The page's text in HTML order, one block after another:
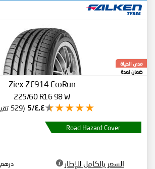
مدى الحياة
ضمان لمدة
Ziex ZE914 EcoRun
225/60 R16 98 W
٤٫٤/5 (529 تقييم)
Road Hazard Cover
السعر بالكامل للإطار درهم